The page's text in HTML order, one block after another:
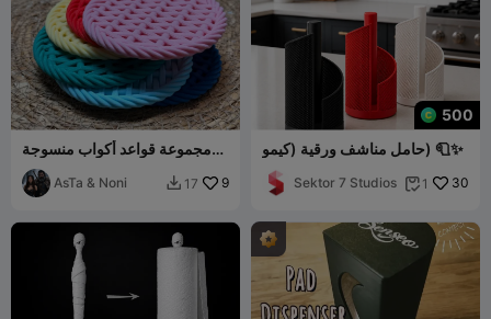
مجموعة قواعد أكواب منسوجة
مع حامل
AsTa & Noni  17 9
500
حامل مناشف ورقية (كيمو) 🧻✨
Sektor 7 Studios  1 30